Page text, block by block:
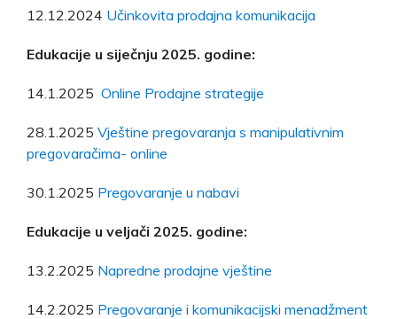
12.12.2024 Učinkovita prodajna komunikacija
Edukacije u siječnju 2025. godine:
14.1.2025 Online Prodajne strategije
28.1.2025 Vještine pregovaranja s manipulativnim
pregovaračima- online
30.1.2025 Pregovaranje u nabavi
Edukacije u veljači 2025. godine:
13.2.2025 Napredne prodajne vještine
14.2.2025 Pregovaranje i komunikacijski menadžment